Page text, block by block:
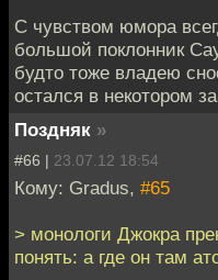
С чувством юмора
большой поклонник
будто тоже владею
остался в некотором
Поздняк »
#66 | 23.07.12 18:54
Кому: Gradus, #65
> монологи Джокра
понять: а где он там